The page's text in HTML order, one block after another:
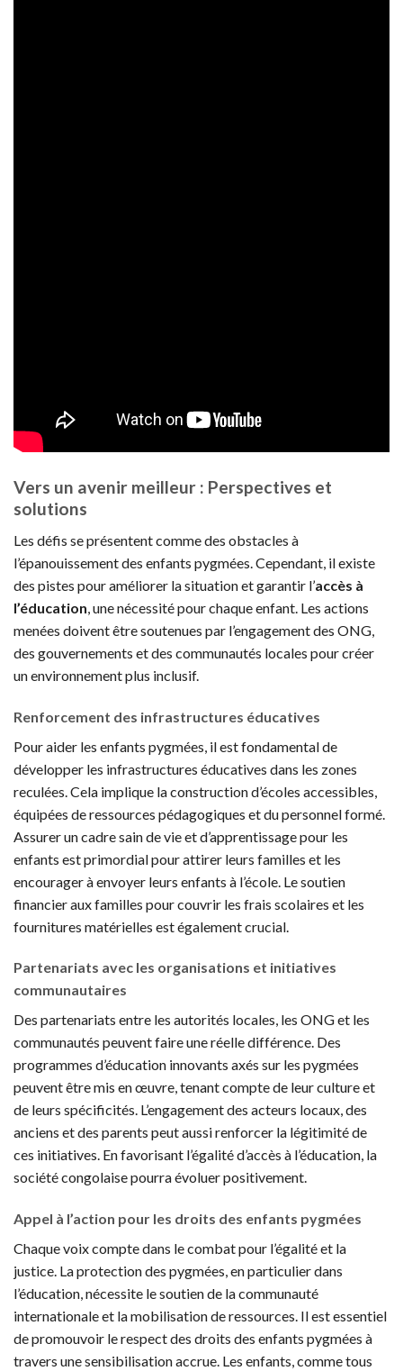
Vers un avenir meilleur : Perspectives et
solutions
Les défis se présentent comme des obstacles à
l’épanouissement des enfants pygmées. Cependant, il existe
des pistes pour améliorer la situation et garantir l’accès à
l’éducation , une nécessité pour chaque enfant. Les actions
menées doivent être soutenues par l’engagement des ONG,
des gouvernements et des communautés locales pour créer
un environnement plus inclusif.
Renforcement des infrastructures éducatives
Pour aider les enfants pygmées, il est fondamental de
développer les infrastructures éducatives dans les zones
reculées. Cela implique la construction d’écoles accessibles,
équipées de ressources pédagogiques et du personnel formé.
Assurer un cadre sain de vie et d’apprentissage pour les
enfants est primordial pour attirer leurs familles et les
encourager à envoyer leurs enfants à l’école. Le soutien
financier aux familles pour couvrir les frais scolaires et les
fournitures matérielles est également crucial.
Partenariats avec les organisations et initiatives
communautaires
Des partenariats entre les autorités locales, les ONG et les
communautés peuvent faire une réelle différence. Des
programmes d’éducation innovants axés sur les pygmées
peuvent être mis en œuvre, tenant compte de leur culture et
de leurs spécificités. L’engagement des acteurs locaux, des
anciens et des parents peut aussi renforcer la légitimité de
ces initiatives. En favorisant l’égalité d’accès à l’éducation, la
société congolaise pourra évoluer positivement.
Appel à l’action pour les droits des enfants pygmées
Chaque voix compte dans le combat pour l’égalité et la
justice. La protection des pygmées, en particulier dans
l’éducation, nécessite le soutien de la communauté
internationale et la mobilisation de ressources. Il est essentiel
de promouvoir le respect des droits des enfants pygmées à
travers une sensibilisation accrue. Les enfants, comme tous